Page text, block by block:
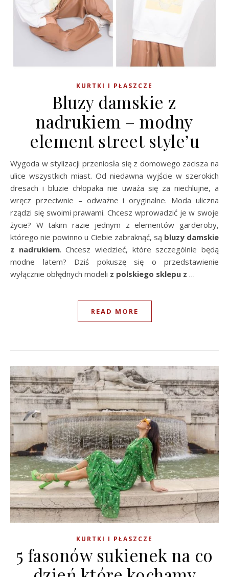
KURTKI I PŁASZCZE
Bluzy damskie z
nadrukiem – modny
element street style’u
Wygoda w stylizacji przeniosła się z domowego zacisza na
ulice wszystkich miast. Od niedawna wyjście w szerokich
dresach i bluzie chłopaka nie uważa się za niechlujne, a
wręcz przeciwnie – odważne i oryginalne. Moda uliczna
rządzi się swoimi prawami. Chcesz wprowadzić je w swoje
życie? W takim razie jednym z elementów garderoby,
którego nie powinno u Ciebie zabraknąć, są bluzydamskie
z nadrukiem. Chcesz wiedzieć, które szczególnie będą
modne latem? Dziś pokuszę się o przedstawienie
wyłącznie obłędnych modeli z polskiego sklepu z …
READ MORE
KURTKI I PŁASZCZE
5 fasonów sukienek na co